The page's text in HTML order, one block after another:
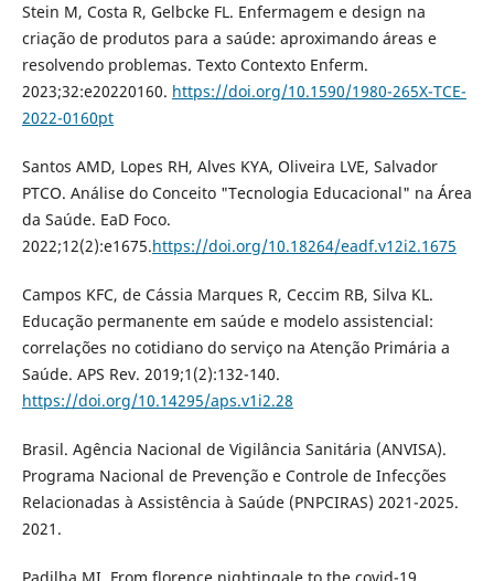
Stein M, Costa R, Gelbcke FL. Enfermagem e design na
criação de produtos para a saúde: aproximando áreas e
resolvendo problemas. Texto Contexto Enferm.
2023;32:e20220160. https://doi.org/10.1590/1980-265X-TCE-
2022-0160pt
Santos AMD, Lopes RH, Alves KYA, Oliveira LVE, Salvador
PTCO. Análise do Conceito "Tecnologia Educacional" na Área
da Saúde. EaD Foco.
2022;12(2):e1675.https://doi.org/10.18264/eadf.v12i2.1675
Campos KFC, de Cássia Marques R, Ceccim RB, Silva KL.
Educação permanente em saúde e modelo assistencial:
correlações no cotidiano do serviço na Atenção Primária a
Saúde. APS Rev. 2019;1(2):132-140.
https://doi.org/10.14295/aps.v1i2.28
Brasil. Agência Nacional de Vigilância Sanitária (ANVISA).
Programa Nacional de Prevenção e Controle de Infecções
Relacionadas à Assistência à Saúde (PNPCIRAS) 2021-2025.
2021.